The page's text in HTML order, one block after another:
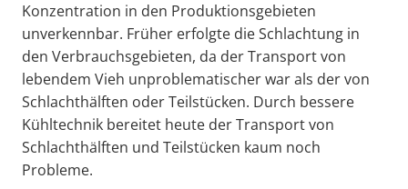
Konzentration in den Produktionsgebieten
unverkennbar. Früher erfolgte die Schlachtung in
den Verbrauchsgebieten, da der Transport von
lebendem Vieh unproblematischer war als der von
Schlachthälften oder Teilstücken. Durch bessere
Kühltechnik bereitet heute der Transport von
Schlachthälften und Teilstücken kaum noch
Probleme.